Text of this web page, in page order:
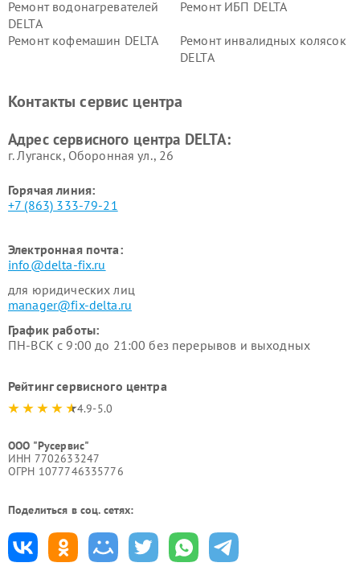
Ремонт водонагревателей
DELTA
Ремонт ИБП DELTA
Ремонт кофемашин DELTA
Ремонт инвалидных колясок
DELTA
Контакты сервис центра
Адрес сервисного центра DELTA:
г. Луганск, Оборонная ул., 26
Горячая линия:
+7 (863) 333-79-21
Электронная почта:
info@delta-fix.ru
для юридических лиц
manager@fix-delta.ru
График работы:
ПН-ВСК с 9:00 до 21:00 без перерывов и выходных
Рейтинг сервисного центра
4.9-5.0
ООО "Русервис"
ИНН 7702633247
ОГРН 1077746335776
Поделиться в соц. сетях: